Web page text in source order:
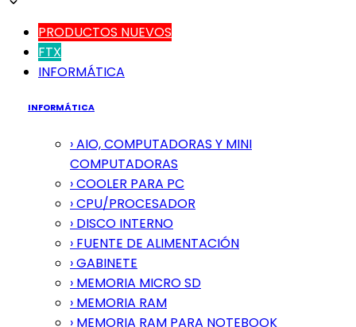
PRODUCTOS NUEVOS
FTX
INFORMÁTICA
INFORMÁTICA
› AIO, COMPUTADORAS Y MINI
COMPUTADORAS
› COOLER PARA PC
› CPU/PROCESADOR
› DISCO INTERNO
› FUENTE DE ALIMENTACIÓN
› GABINETE
› MEMORIA MICRO SD
› MEMORIA RAM
› MEMORIA RAM PARA NOTEBOOK